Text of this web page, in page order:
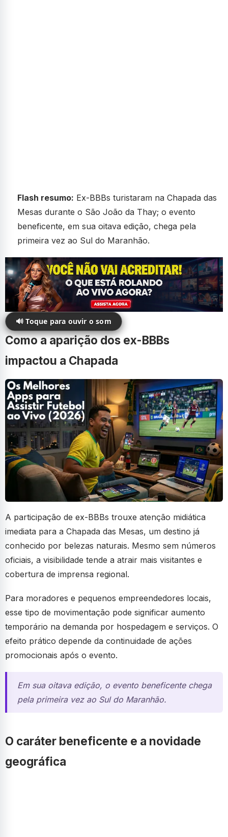
Flash resumo: Ex-BBBs turistaram na Chapada das
Mesas durante o São João da Thay; o evento
beneficente, em sua oitava edição, chega pela
primeira vez ao Sul do Maranhão.
🔊 Toque para ouvir o som
Como a aparição dos ex-BBBs
impactou a Chapada
A participação de ex-BBBs trouxe atenção midiática
imediata para a Chapada das Mesas, um destino já
conhecido por belezas naturais. Mesmo sem números
oficiais, a visibilidade tende a atrair mais visitantes e
cobertura de imprensa regional.
Para moradores e pequenos empreendedores locais,
esse tipo de movimentação pode significar aumento
temporário na demanda por hospedagem e serviços. O
efeito prático depende da continuidade de ações
promocionais após o evento.
Em sua oitava edição, o evento beneficente chega
pela primeira vez ao Sul do Maranhão.
O caráter beneficente e a novidade
geográfica